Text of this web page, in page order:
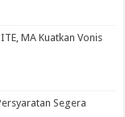
MA Kuatkan Vonis
Segera